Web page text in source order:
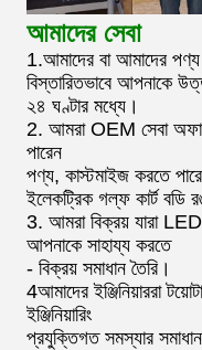
আমাদের সেবা
1.আমাদের বা আমাদের
বিস্তারিতভাবে আপনাকে
২৪ ঘণ্টার মধ্যে।
2. আমরা OEM সেবা
পারেন
পণ্য, কাস্টমাইজ করতে
ইলেকট্রিক গল্ফ কার্ট বডি
3. আমরা বিক্রয় যারা
আপনাকে সাহায্য করতে
- বিক্রয় সমাধান তৈরি।
4আমাদের ইঞ্জিনিয়াররা
ইঞ্জিনিয়ারিং
প্রযুক্তিগত সমস্যার